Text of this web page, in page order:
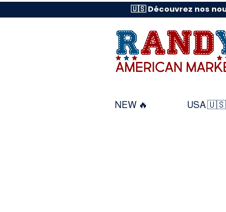
🇺🇸 Découvrez nos
NEW 🔥 USA 🇺🇸